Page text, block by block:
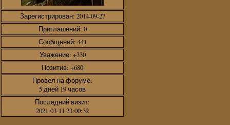
Зарегистрирован: 2014-09-27
Приглашений: 0
Сообщений: 441
Уважение: +330
Позитив: +680
Провел на форуме:
5 дней 19 часов
Последний визит:
2021-03-11 23:00:32